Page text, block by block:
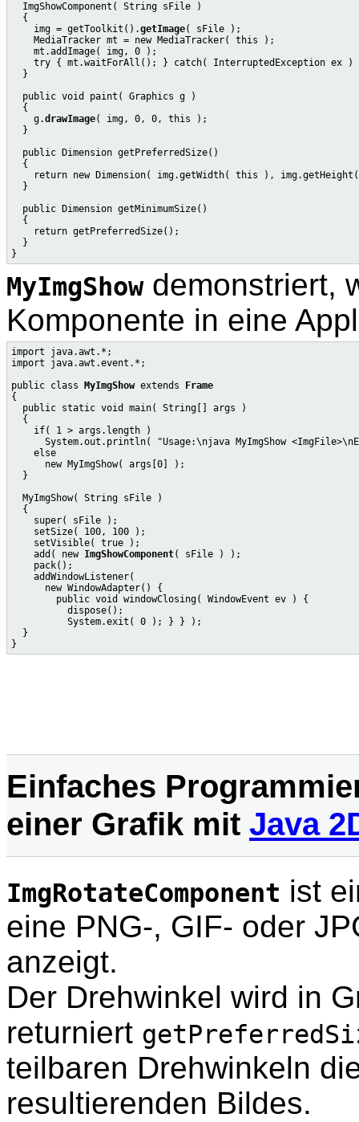
  ImgShowComponent( String sFile )
  {
    img = getToolkit().
getImage( sFile );
    MediaTracker mt = new MediaTracker( this );
    mt.addImage( img, 0 );
try { mt.waitForAll(); } catch( InterruptedException ex )
  }
  public void paint( Graphics g )
  {
    g.
drawImage( img, 0, 0, this );
  }
  public Dimension getPreferredSize()
  {
return new Dimension( img.getWidth( this ),
  }
  public Dimension getMinimumSize()
  {
    return getPreferredSize();
  }
MyImgShowdemonstriert,
Komponente in eine
import java.awt.*;
import java.awt.event.*;
public class
MyImgShow extends
Frame
{
  public static void main( String[] args )
  {
    if( 1 > args.length )
System.out.println( "Usage:\njava MyImgShow
    else
      new MyImgShow( args[0] );
  }
  MyImgShow( String sFile )
  {
    super( sFile );
    setSize( 100, 100 );
    setVisible( true );
    add( new
ImgShowComponent( sFile ) );
    pack();
    addWindowListener(
      new WindowAdapter() {
        public void windowClosing( WindowEvent ev ) {
          dispose();
          System.exit( 0 ); } } );
  }
Einfaches
einer Grafik mit Java
ImgRotateComponent ist
eine PNG-, GIF- oder
anzeigt.
Der Drehwinkel wird in
returniert
teilbaren Drehwinkeln
resultierenden Bildes.